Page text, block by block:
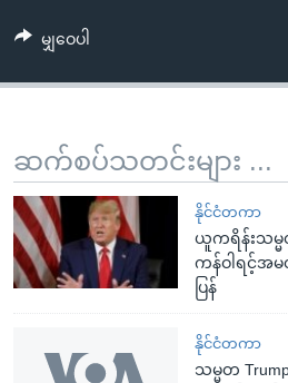
မျှဝေပါ
ဆက်စပ်သတင်းများ ...
နိုင်ငံတကာ
ယူကရိန်းသမ္မ
ကန်ဝါရင့်အ
ပြန်
နိုင်ငံတကာ
သမ္မတ